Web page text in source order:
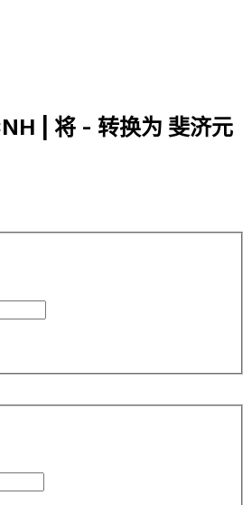
| 将 - 转换为 斐济元